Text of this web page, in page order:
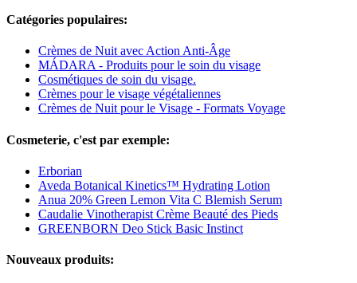
Catégories populaires:
Crèmes de Nuit avec Action Anti-Âge
MÁDARA - Produits pour le soin du visage
Cosmétiques de soin du visage.
Crèmes pour le visage végétaliennes
Crèmes de Nuit pour le Visage - Formats Voyage
Cosmeterie, c'est par exemple:
Erborian
Aveda Botanical Kinetics™ Hydrating Lotion
Anua 20% Green Lemon Vita C Blemish Serum
Caudalie Vinotherapist Crème Beauté des Pieds
GREENBORN Deo Stick Basic Instinct
Nouveaux produits: